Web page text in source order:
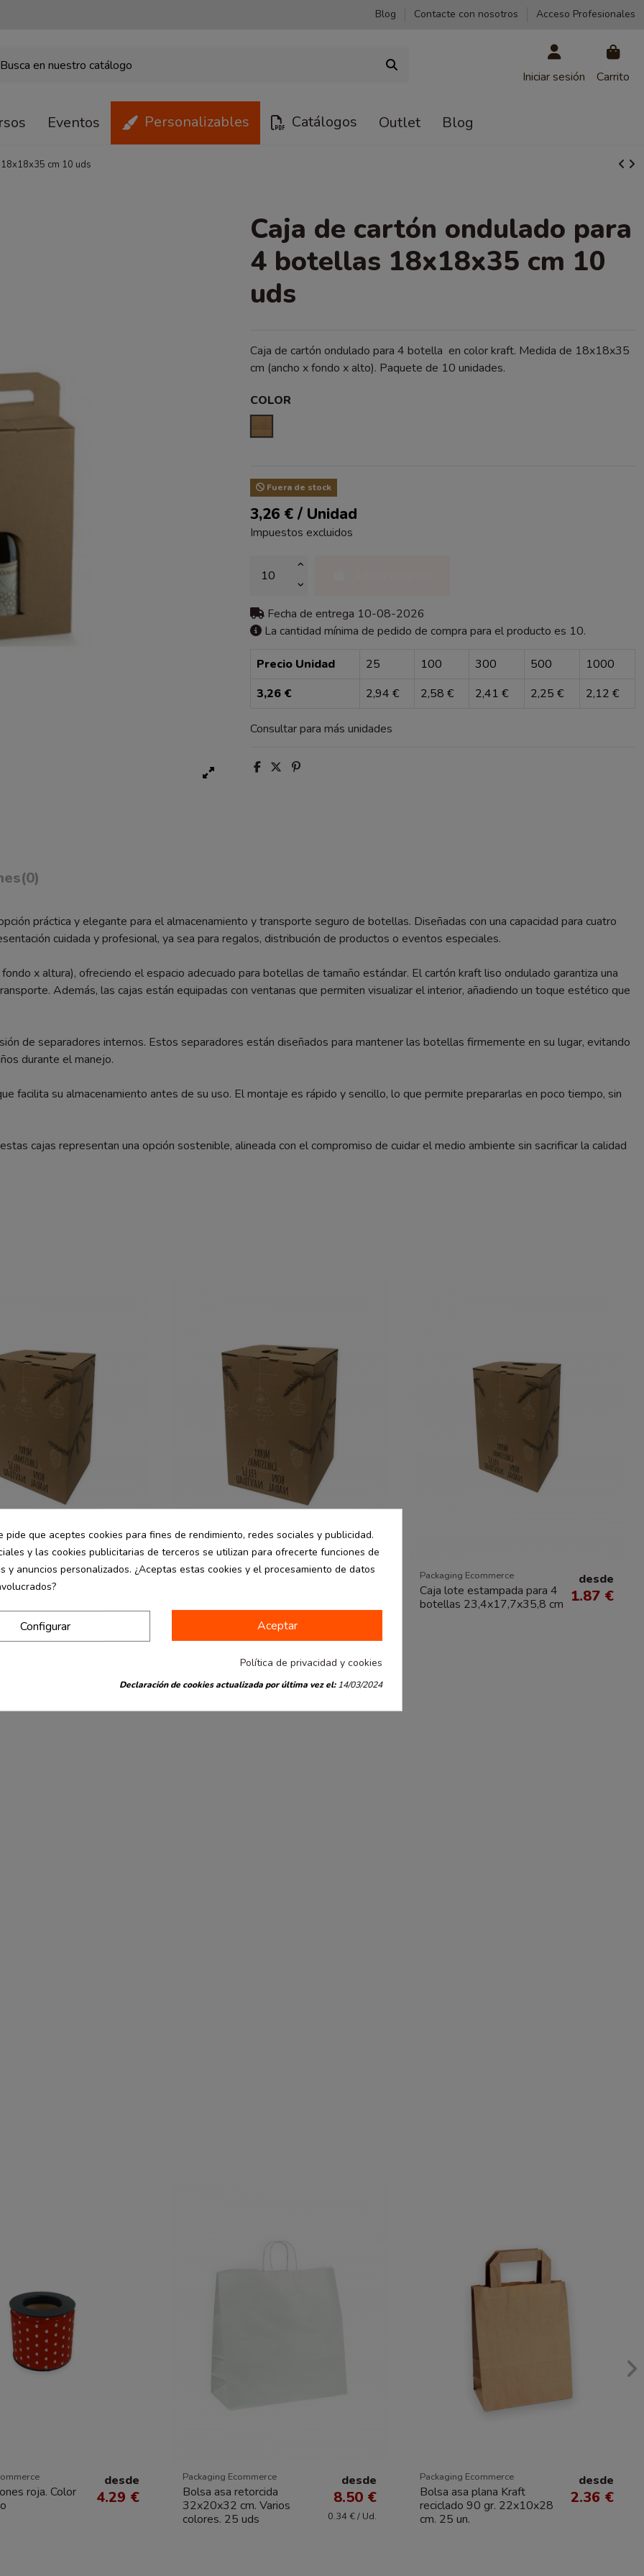
Blog Contacte con nosotros Acceso Profesionales
Iniciar sesión Carrito
Eventos Personalizables Catálogos Outlet Blog
cm 10 uds
Caja de cartón ondulado para
4 botellas 18x18x35 cm 10
uds
Caja de cartón ondulado para 4 botella en color kraft. Medida de 18x18x35
cm (ancho x fondo x alto). Paquete de 10 unidades.
COLOR
Fuera de stock
3,26 € / Unidad
Impuestos excluidos
Fecha de entrega 10-08-2026
La cantidad mínima de pedido de compra para el producto es 10.
Precio Unidad 25 100 300 500
1000
3,26 €
2,94 € 2,58 € 2,41 € 2,25 € 2,12 €
Consultar para más unidades
(0)
práctica y elegante para el almacenamiento y transporte seguro de botellas. Diseñadas con una capacidad para cuatro
cuidada y profesional, ya sea para regalos, distribución de productos o eventos especiales.
x altura), ofreciendo el espacio adecuado para botellas de tamaño estándar. El cartón kraft liso ondulado garantiza una
Además, las cajas están equipadas con ventanas que permiten visualizar el interior, añadiendo un toque estético que
de separadores internos. Estos separadores están diseñados para mantener las botellas firmemente en su lugar, evitando
durante el manejo.
facilita su almacenamiento antes de su uso. El montaje es rápido y sencillo, lo que permite prepararlas en poco tiempo, sin
cajas representan una opción sostenible, alineada con el compromiso de cuidar el medio ambiente sin sacrificar la calidad
para 6
desde Packaging Ecommerce Packaging Ecommerce
Caja lote estampada para 4
botellas 23,4x17,7x35,8 cm
desde
1.87 €
han comprado:
roja. Color
desde
4.29 €
Packaging Ecommerce
Bolsa asa retorcida
32x20x32 cm. Varios
colores. 25 uds
desde
8.50 €
0.34 € / Ud.
Packaging Ecommerce
Bolsa asa plana Kraft
reciclado 90 gr. 22x10x28
cm. 25 un.
desde
2.36 €
pide que aceptes cookies para fines de rendimiento, redes sociales y publicidad.
y las cookies publicitarias de terceros se utilizan para ofrecerte funciones de
y anuncios personalizados. ¿Aceptas estas cookies y el procesamiento de datos
Aceptar
Configurar
Política de privacidad y cookies
Declaración de cookies actualizada por última vez el:14/03/2024